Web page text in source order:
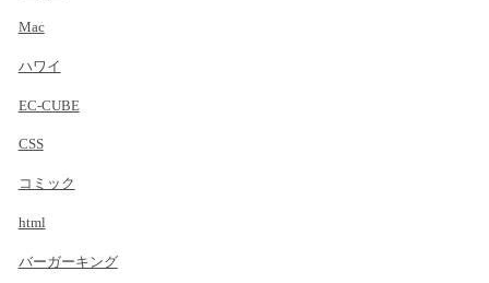
Mac
ハワイ
EC-CUBE
CSS
コミック
html
バーガーキング